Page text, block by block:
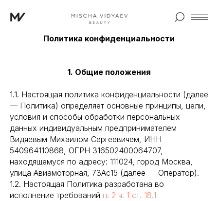
Политика конфиденциальности
1. Общие положения
1.1. Настоящая политика конфиденциальности (далее
— Политика) определяет основные принципы, цели,
условия и способы обработки персональных
данных индивидуальным предпринимателем
Видяевым Михаилом Сергеевичем, ИНН
540964110868, ОГРН 316502400064707,
находящемуся по адресу: 111024, город Москва,
улица Авиамоторная, 73Ас15 (далее — Оператор).
1.2. Настоящая Политика разработана во
исполнение требований п. 2 ч. 1 ст. 18.1